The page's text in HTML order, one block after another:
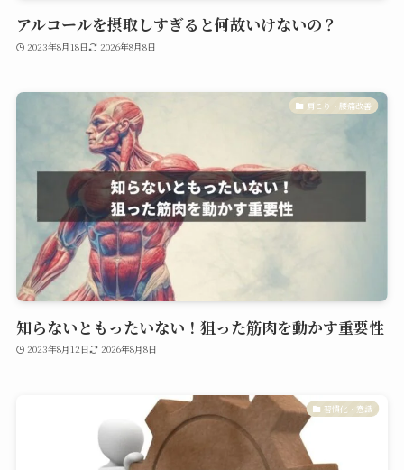
アルコールを摂取しすぎると何故いけないの？
2023年8月18日 2026年8月8日
肩こり・腰痛改善
知らないともったいない！狙った筋肉を動かす重要性
2023年8月12日 2026年8月8日
習慣化・意識